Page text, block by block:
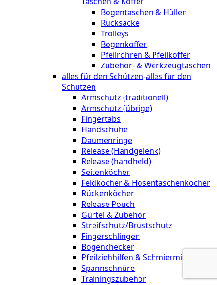
Bogentaschen & Hüllen
Rucksäcke
Trolleys
Bogenkoffer
Pfeilröhren & Pfeilkoffer
Zubehör- & Werkzeugtaschen
alles für den Schützen-alles für den
Schützen
Armschutz (traditionell)
Armschutz (übrige)
Fingertabs
Handschuhe
Daumenringe
Release (Handgelenk)
Release (handheld)
Seitenköcher
Feldköcher & Hosentaschenköcher
Rückenköcher
Release Pouch
Gürtel & Zubehör
Streifschutz/Brustschutz
Fingerschlingen
Bogenchecker
Pfeilziehhilfen & Schmiermittel
Spannschnüre
Trainingszubehör